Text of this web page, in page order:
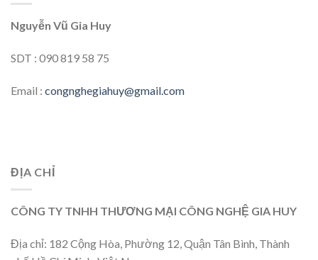
Nguyễn Vũ Gia Huy
SDT : 090 819 58 75
Email : congnghegiahuy@gmail.com
ĐỊA CHỈ
CÔNG TY TNHH THƯƠNG MẠI CÔNG NGHỆ GIA HUY
Địa chỉ: 182 Cộng Hòa, Phường 12, Quận Tân Bình, Thành